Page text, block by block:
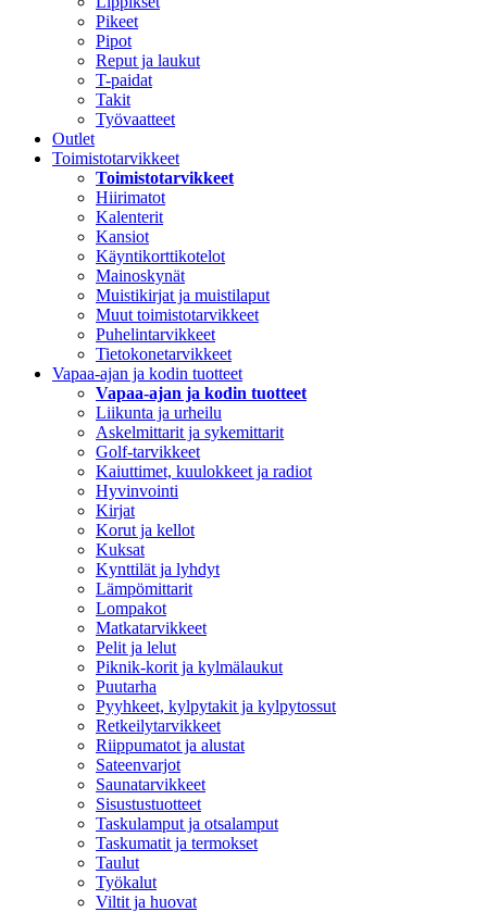
Pikeet
Pipot
Reput ja laukut
T-paidat
Takit
Työvaatteet
Outlet
Toimistotarvikkeet
Toimistotarvikkeet
Hiirimatot
Kalenterit
Kansiot
Käyntikorttikotelot
Mainoskynät
Muistikirjat ja muistilaput
Muut toimistotarvikkeet
Puhelintarvikkeet
Tietokonetarvikkeet
Vapaa-ajan ja kodin tuotteet
Vapaa-ajan ja kodin tuotteet
Liikunta ja urheilu
Askelmittarit ja sykemittarit
Golf-tarvikkeet
Kaiuttimet, kuulokkeet ja radiot
Hyvinvointi
Kirjat
Korut ja kellot
Kuksat
Kynttilät ja lyhdyt
Lämpömittarit
Lompakot
Matkatarvikkeet
Pelit ja lelut
Piknik-korit ja kylmälaukut
Puutarha
Pyyhkeet, kylpytakit ja kylpytossut
Retkeilytarvikkeet
Riippumatot ja alustat
Sateenvarjot
Saunatarvikkeet
Sisustustuotteet
Taskulamput ja otsalamput
Taskumatit ja termokset
Taulut
Työkalut
Viltit ja huovat